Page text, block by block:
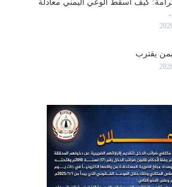
كيف أسقط الوعي اليمني معادلة
يقترب